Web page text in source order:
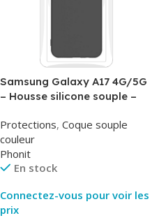
Samsung Galaxy A17 4G/5G
– Housse silicone souple –
Protections, Coque souple
couleur
Phonit
En stock
Connectez-vous pour voir les
prix